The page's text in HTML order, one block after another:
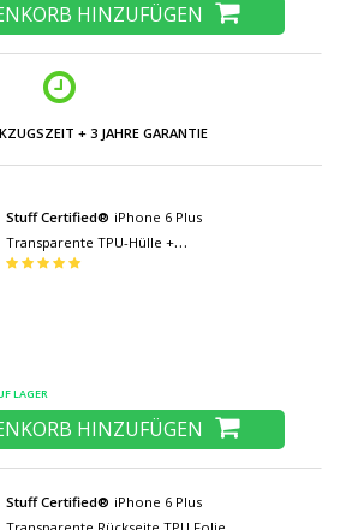
HINZUFÜGEN
+ 3 JAHRE GARANTIE
Stuff Certified® iPhone 6 Plus
Transparente TPU-Hülle +
Displayschutzfolie aus gehärtetem Glas
LAGER
HINZUFÜGEN
Stuff Certified® iPhone 6 Plus